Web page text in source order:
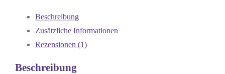
Beschreibung
Zusätzliche Informationen
Rezensionen (1)
Beschreibung